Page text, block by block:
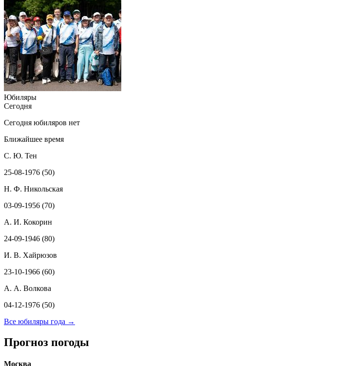
Юбиляры
Сегодня
Сегодня юбиляров нет
Ближайшее время
С. Ю. Тен
25-08-1976 (50)
Н. Ф. Никольская
03-09-1956 (70)
А. И. Кокорин
24-09-1946 (80)
И. В. Хайрюзов
23-10-1966 (60)
А. А. Волкова
04-12-1976 (50)
Все юбиляры года →
Прогноз погоды
Москва